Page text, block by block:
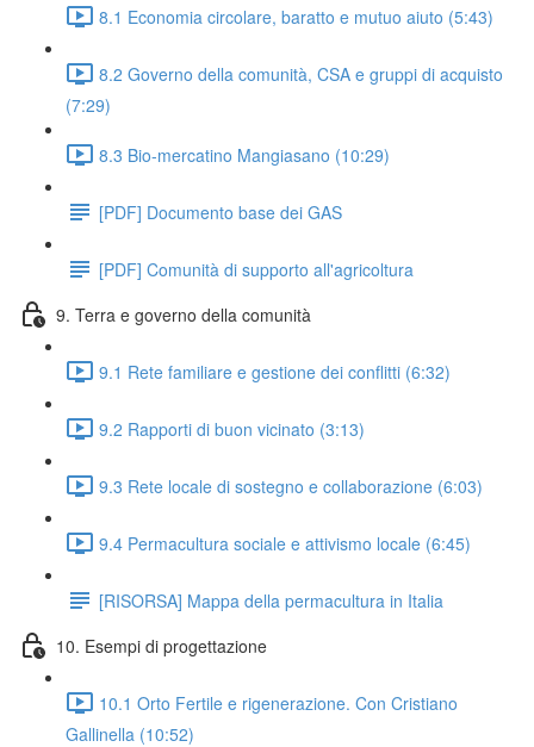
8.1 Economia circolare, baratto e mutuo aiuto (5:43)
8.2 Governo della comunità, CSA e gruppi di acquisto
(7:29)
8.3 Bio-mercatino Mangiasano (10:29)
[PDF] Documento base dei GAS
[PDF] Comunità di supporto all'agricoltura
9. Terra e governo della comunità
9.1 Rete familiare e gestione dei conflitti (6:32)
9.2 Rapporti di buon vicinato (3:13)
9.3 Rete locale di sostegno e collaborazione (6:03)
9.4 Permacultura sociale e attivismo locale (6:45)
[RISORSA] Mappa della permacultura in Italia
10. Esempi di progettazione
10.1 Orto Fertile e rigenerazione. Con Cristiano
Gallinella (10:52)